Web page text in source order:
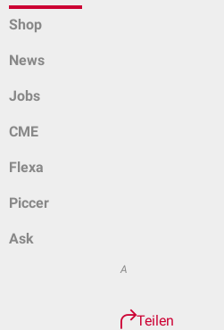
Shop
News
Jobs
CME
Flexa
Piccer
Ask
A
Teilen